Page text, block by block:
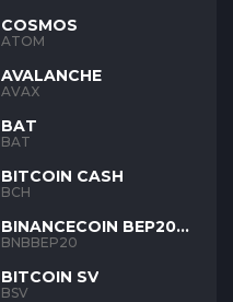
COSMOS
ATOM
AVALANCHE
AVAX
BAT
BAT
BITCOIN CASH
BCH
BINANCECOIN BEP20
BNB
BNBBEP20
BITCOIN SV
BSV